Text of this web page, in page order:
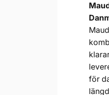
för